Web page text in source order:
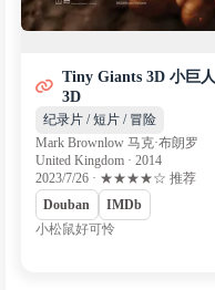
Tiny Giants 3D 小巨人
3D
纪录片 / 短片 / 冒险
Mark Brownlow 马克·布朗罗
United Kingdom · 2014
2023/7/26 · ★★★★☆ 推荐
Douban
IMDb
小松鼠好可怜